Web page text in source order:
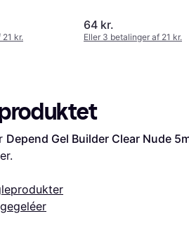
kr.
64 kr.
Eller 3 betalinger af 21 kr.
Depend Gel Builder Clear Nude